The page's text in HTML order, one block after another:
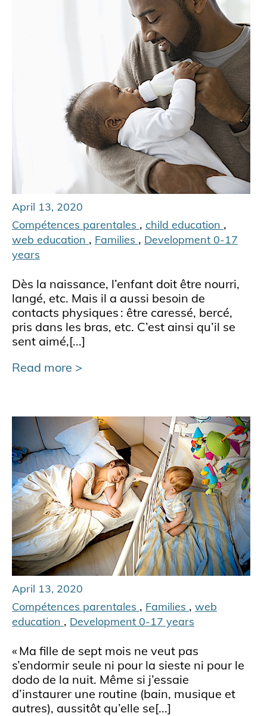
April 13, 2020
Compétences parentales , child education ,
web education , Families , Development 0-17
years
Dès la naissance, l’enfant doit être nourri,
langé, etc. Mais il a aussi besoin de
contacts physiques : être caressé, bercé,
pris dans les bras, etc. C’est ainsi qu’il se
sent aimé,[...]
Read more
April 13, 2020
Compétences parentales , Families , web
education , Development 0-17 years
« Ma fille de sept mois ne veut pas
s’endormir seule ni pour la sieste ni pour le
dodo de la nuit. Même si j’essaie
d’instaurer une routine (bain, musique et
autres), aussitôt qu’elle se[...]